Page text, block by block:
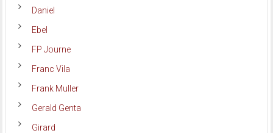
Daniel
Ebel
FP Journe
Franc Vila
Frank Muller
Gerald Genta
Girard